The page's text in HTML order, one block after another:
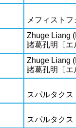
メフィストフ
Zhuge Liang
諸葛孔明〔エ
Zhuge Liang
諸葛孔明〔エ
スパルタクス
スパルタクス